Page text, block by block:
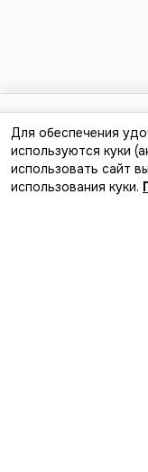
Найти
Лучший
Для обеспечения
используются куки
использовать сайт
использования куки.